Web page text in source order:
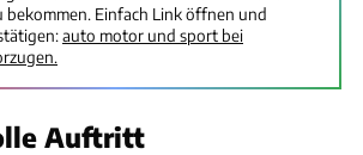
bekommen. Einfach Link öffnen und
auto motor und sport bei
Auftritt